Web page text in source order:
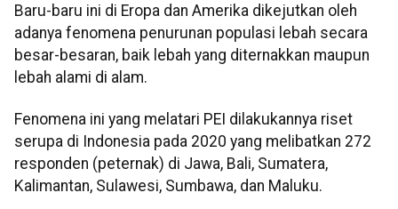
Baru-baru ini di Eropa dan Amerika dikejutkan oleh
adanya fenomena penurunan populasi lebah secara
besar-besaran, baik lebah yang diternakkan maupun
lebah alami di alam.
Fenomena ini yang melatari PEI dilakukannya riset
serupa di Indonesia pada 2020 yang melibatkan 272
responden (peternak) di Jawa, Bali, Sumatera,
Kalimantan, Sulawesi, Sumbawa, dan Maluku.